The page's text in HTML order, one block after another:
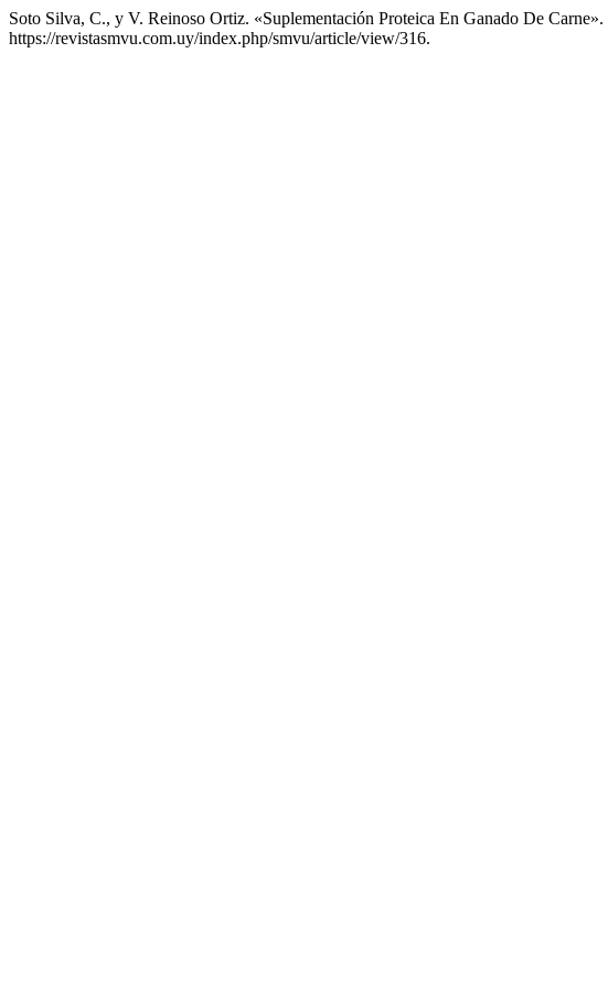
Soto Silva, C., y V. Reinoso Ortiz. «Suplementación Proteica En Ganado De Carne».
https://revistasmvu.com.uy/index.php/smvu/article/view/316.